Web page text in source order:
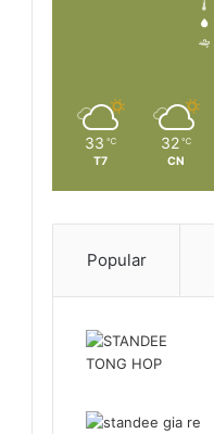
33 ℃
T7
32 ℃
CN
Popular